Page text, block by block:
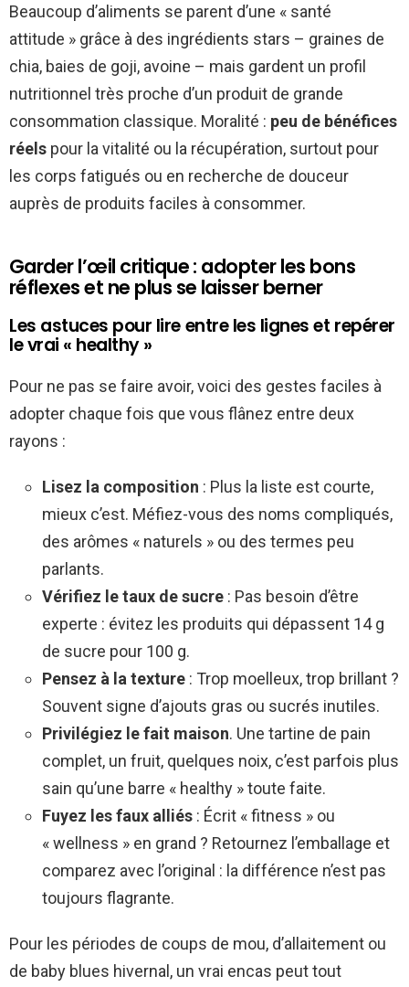
Beaucoup d’aliments se parent d’une « santé
attitude » grâce à des ingrédients stars – graines de
chia, baies de goji, avoine – mais gardent un profil
nutritionnel très proche d’un produit de grande
consommation classique. Moralité : peu de bénéfices
réels pour la vitalité ou la récupération, surtout pour
les corps fatigués ou en recherche de douceur
auprès de produits faciles à consommer.
Garder l’œil critique : adopter les bons
réflexes et ne plus se laisser berner
Les astuces pour lire entre les lignes et repérer
le vrai « healthy »
Pour ne pas se faire avoir, voici des gestes faciles à
adopter chaque fois que vous flânez entre deux
rayons :
Lisez la composition : Plus la liste est courte,
mieux c’est. Méfiez-vous des noms compliqués,
des arômes « naturels » ou des termes peu
parlants.
Vérifiez le taux de sucre : Pas besoin d’être
experte : évitez les produits qui dépassent 14 g
de sucre pour 100 g.
Pensez à la texture : Trop moelleux, trop brillant ?
Souvent signe d’ajouts gras ou sucrés inutiles.
Privilégiez le fait maison. Une tartine de pain
complet, un fruit, quelques noix, c’est parfois plus
sain qu’une barre « healthy » toute faite.
Fuyez les faux alliés : Écrit « fitness » ou
« wellness » en grand ? Retournez l’emballage et
comparez avec l’original : la différence n’est pas
toujours flagrante.
Pour les périodes de coups de mou, d’allaitement ou
de baby blues hivernal, un vrai encas peut tout